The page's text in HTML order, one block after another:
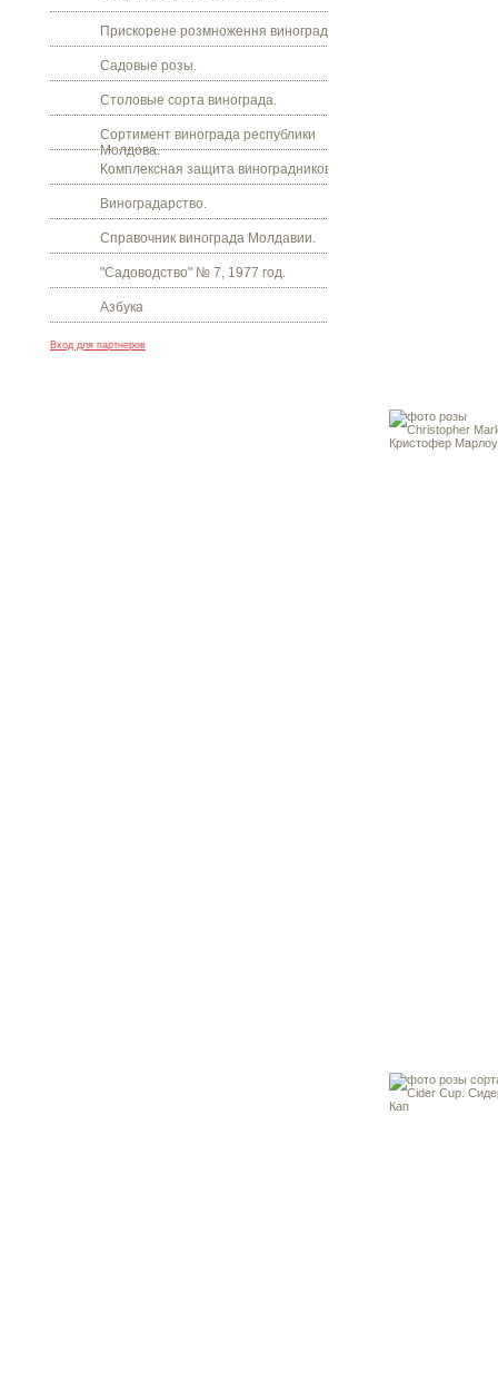
Прискорене розмноження винограду.
Садовые розы.
Столовые сорта винограда.
Сортимент винограда республики
Молдова.
Комплексная защита виноградников.
Виноградарство.
Справочник винограда Молдавии.
"Садоводство" № 7, 1977 год.
Азбука
Вход для партнеров